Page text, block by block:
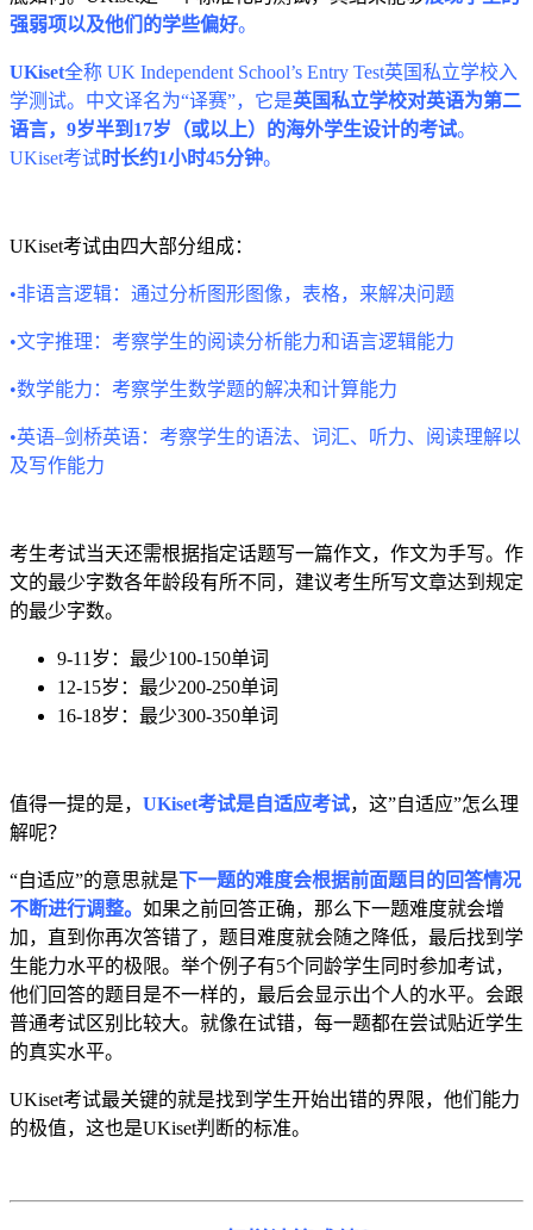
强弱项以及他们的学些偏好。
UKiset全称 UK Independent School’s Entry Test英国私立学校入
学测试。中文译名为“译赛”，它是英国私立学校对英语为第二
语言，9岁半到17岁（或以上）的海外学生设计的考试。
UKiset考试时长约1小时45分钟。
UKiset考试由四大部分组成：
•非语言逻辑：通过分析图形图像，表格，来解决问题
•文字推理：考察学生的阅读分析能力和语言逻辑能力
•数学能力：考察学生数学题的解决和计算能力
•英语–剑桥英语：考察学生的语法、词汇、听力、阅读理解以
及写作能力
考生考试当天还需根据指定话题写一篇作文，作文为手写。作
文的最少字数各年龄段有所不同，建议考生所写文章达到规定
的最少字数。
9-11岁：最少100-150单词
12-15岁：最少200-250单词
16-18岁：最少300-350单词
值得一提的是， UKiset考试是自适应考试，这”自适应”怎么理
解呢？
“自适应”的意思就是下一题的难度会根据前面题目的回答情况
不断进行调整。 如果之前回答正确，那么下一题难度就会增
加，直到你再次答错了，题目难度就会随之降低，最后找到学
生能力水平的极限。举个例子有5个同龄学生同时参加考试，
他们回答的题目是不一样的，最后会显示出个人的水平。会跟
普通考试区别比较大。就像在试错，每一题都在尝试贴近学生
的真实水平。
UKiset考试最关键的就是找到学生开始出错的界限，他们能力
的极值，这也是UKiset判断的标准。